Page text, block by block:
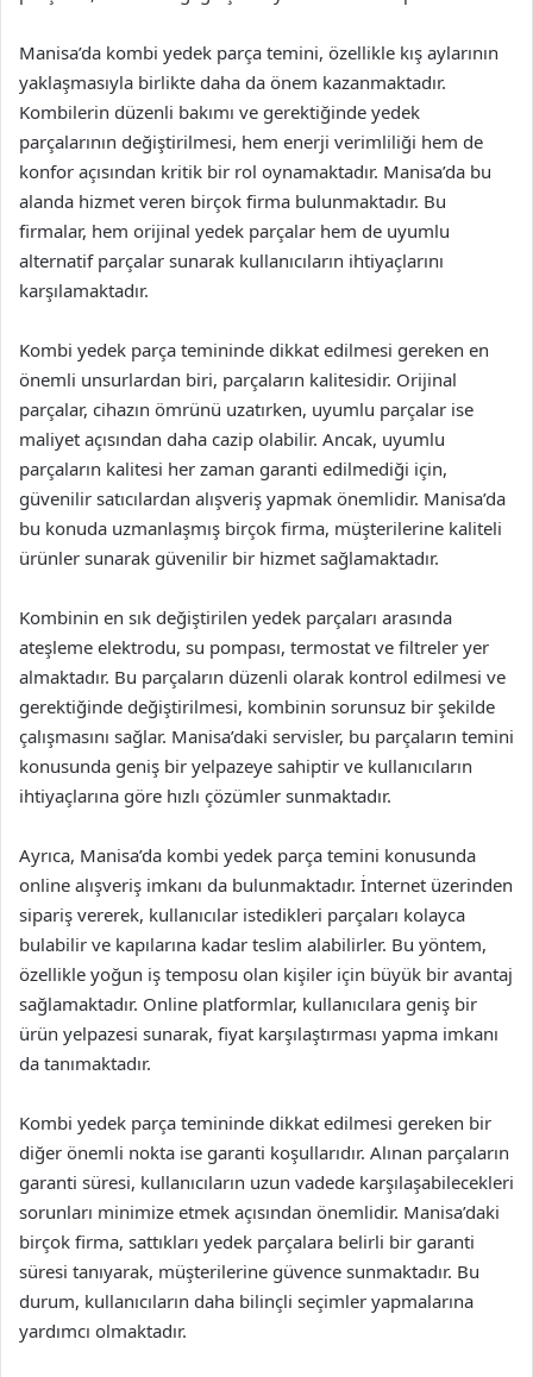
Manisa’da kombi yedek parça temini, özellikle kış aylarının
yaklaşmasıyla birlikte daha da önem kazanmaktadır.
Kombilerin düzenli bakımı ve gerektiğinde yedek
parçalarının değiştirilmesi, hem enerji verimliliği hem de
konfor açısından kritik bir rol oynamaktadır. Manisa’da bu
alanda hizmet veren birçok firma bulunmaktadır. Bu
firmalar, hem orijinal yedek parçalar hem de uyumlu
alternatif parçalar sunarak kullanıcıların ihtiyaçlarını
karşılamaktadır.
Kombi yedek parça temininde dikkat edilmesi gereken en
önemli unsurlardan biri, parçaların kalitesidir. Orijinal
parçalar, cihazın ömrünü uzatırken, uyumlu parçalar ise
maliyet açısından daha cazip olabilir. Ancak, uyumlu
parçaların kalitesi her zaman garanti edilmediği için,
güvenilir satıcılardan alışveriş yapmak önemlidir. Manisa’da
bu konuda uzmanlaşmış birçok firma, müşterilerine kaliteli
ürünler sunarak güvenilir bir hizmet sağlamaktadır.
Kombinin en sık değiştirilen yedek parçaları arasında
ateşleme elektrodu, su pompası, termostat ve filtreler yer
almaktadır. Bu parçaların düzenli olarak kontrol edilmesi ve
gerektiğinde değiştirilmesi, kombinin sorunsuz bir şekilde
çalışmasını sağlar. Manisa’daki servisler, bu parçaların temini
konusunda geniş bir yelpazeye sahiptir ve kullanıcıların
ihtiyaçlarına göre hızlı çözümler sunmaktadır.
Ayrıca, Manisa’da kombi yedek parça temini konusunda
online alışveriş imkanı da bulunmaktadır. İnternet üzerinden
sipariş vererek, kullanıcılar istedikleri parçaları kolayca
bulabilir ve kapılarına kadar teslim alabilirler. Bu yöntem,
özellikle yoğun iş temposu olan kişiler için büyük bir avantaj
sağlamaktadır. Online platformlar, kullanıcılara geniş bir
ürün yelpazesi sunarak, fiyat karşılaştırması yapma imkanı
da tanımaktadır.
Kombi yedek parça temininde dikkat edilmesi gereken bir
diğer önemli nokta ise garanti koşullarıdır. Alınan parçaların
garanti süresi, kullanıcıların uzun vadede karşılaşabilecekleri
sorunları minimize etmek açısından önemlidir. Manisa’daki
birçok firma, sattıkları yedek parçalara belirli bir garanti
süresi tanıyarak, müşterilerine güvence sunmaktadır. Bu
durum, kullanıcıların daha bilinçli seçimler yapmalarına
yardımcı olmaktadır.